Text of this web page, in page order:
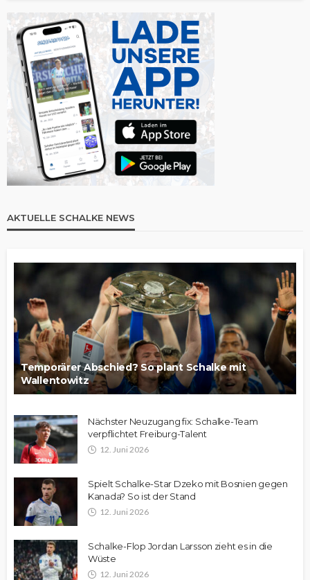
AKTUELLE SCHALKE NEWS
Temporärer Abschied? So plant Schalke mit
Wallentowitz
Nächster Neuzugang fix: Schalke-Team
verpflichtet Freiburg-Talent
12. Juni 2026
Spielt Schalke-Star Dzeko mit Bosnien gegen
Kanada? So ist der Stand
12. Juni 2026
Schalke-Flop Jordan Larsson zieht es in die
Wüste
12. Juni 2026